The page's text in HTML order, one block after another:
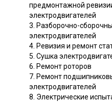
предмонтажной
электродвигателей
3. Разборочно-
электродвигателей
4. Ревизия и ремонт
5. Сушка
6. Ремонт роторов
7. Ремонт
электродвигателей
8. Электрические